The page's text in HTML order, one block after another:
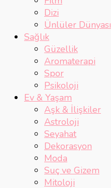
Dizi
Ünlüler Dünyası
Sağlık
Güzellik
Aromaterapi
Spor
Psikoloji
Ev & Yaşam
Aşk & İlişkiler
Astroloji
Seyahat
Dekorasyon
Moda
Suç ve Gizem
Mitoloji